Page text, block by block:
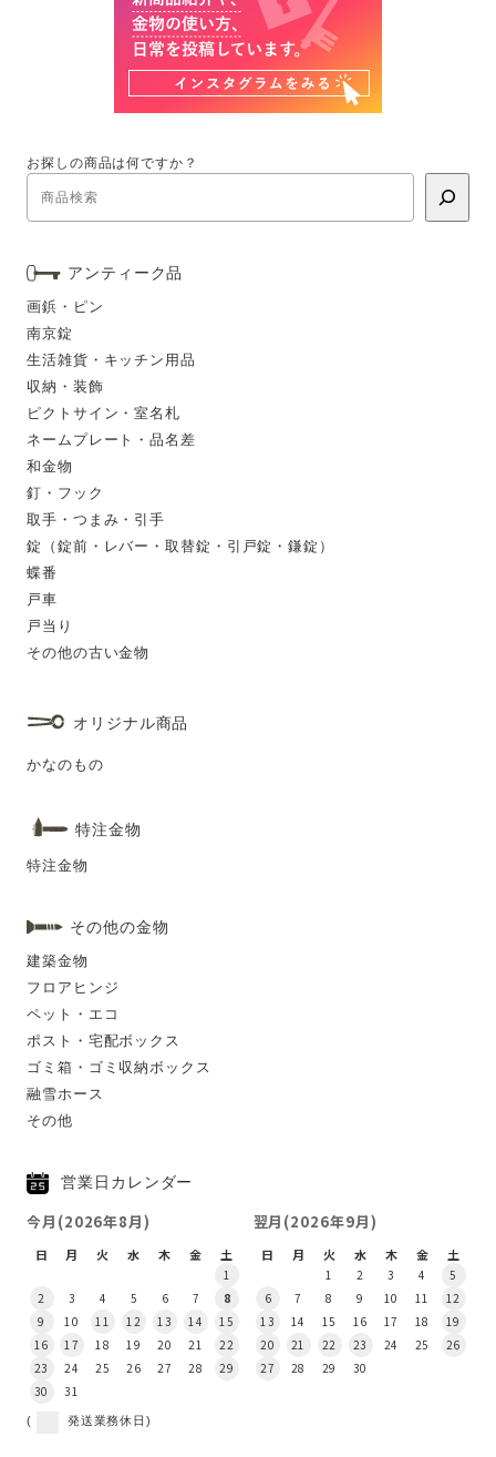
お探しの商品は何ですか？
アンティーク品
画鋲・ピン
南京錠
生活雑貨・キッチン用品
収納・装飾
ピクトサイン・室名札
ネームプレート・品名差
和金物
釘・フック
取手・つまみ・引手
錠（錠前・レバー・取替錠・引戸錠・鎌錠）
蝶番
戸車
戸当り
その他の古い金物
オリジナル商品
かなのもの
特注金物
特注金物
その他の金物
建築金物
フロアヒンジ
ペット・エコ
ポスト・宅配ボックス
ゴミ箱・ゴミ収納ボックス
融雪ホース
その他
営業日カレンダー
今月(2026年8月)
日 月 火 水 木 金 土
1
2
3 4 5 6 7
8
9
10 11 12 13 14
15
16
17 18 19 20 21
22
23
24 25 26 27 28
29
30
31
翌月(2026年9月)
日 月 火 水 木 金 土
1 2 3 4
5
6
7 8 9 10 11
12
13
14 15 16 17 18
19
20
21 22 23 24 25
26
27
28 29 30
( 発送業務休日)